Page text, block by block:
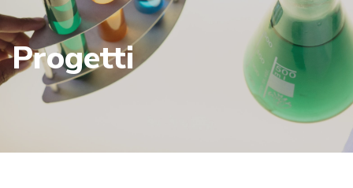
Progetti